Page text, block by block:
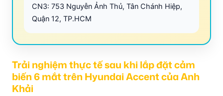
CN3: 753 Nguyễn Ảnh Thủ, Tân Chánh Hiệp,
Quận 12, TP.HCM
Trải nghiệm thực tế sau khi lắp đặt cảm
biến 6 mắt trên Hyundai Accent của Anh
Khải